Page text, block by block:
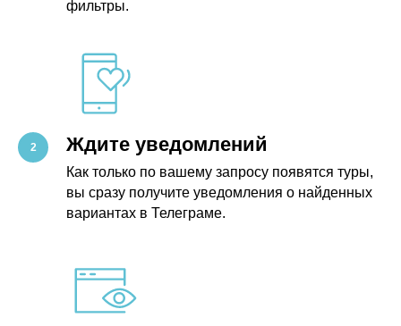
фильтры.
Ждите уведомлений
Как только по вашему запросу появятся туры,
вы сразу получите уведомления о найденных
вариантах в Телеграме.